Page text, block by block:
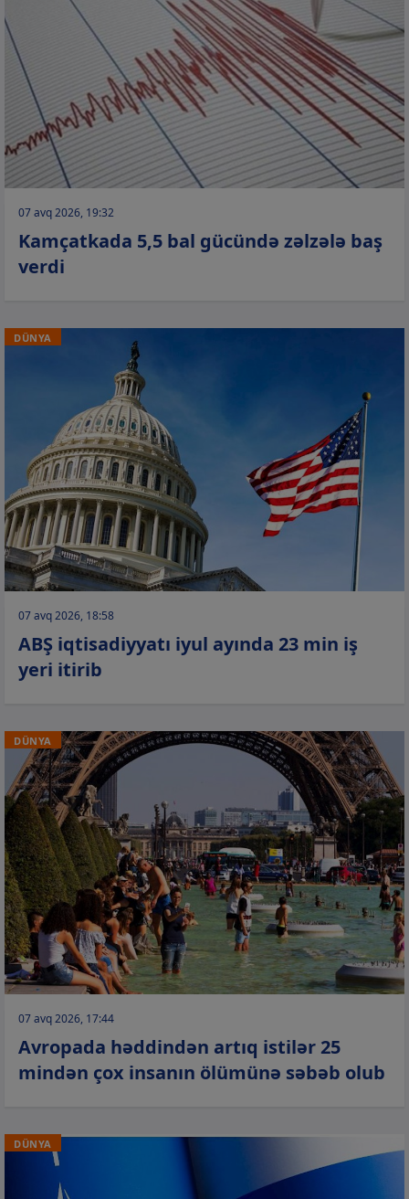
07 avq 2026, 19:32
Kamçatkada 5,5 bal gücündə zəlzələ baş
verdi
DÜNYA
07 avq 2026, 18:58
ABŞ iqtisadiyyatı iyul ayında 23 min iş
yeri itirib
DÜNYA
07 avq 2026, 17:44
Avropada həddindən artıq istilər 25
mindən çox insanın ölümünə səbəb olub
DÜNYA